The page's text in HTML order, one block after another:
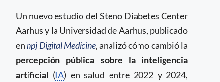
Un nuevo estudio del Steno Diabetes Center
Aarhus y la Universidad de Aarhus, publicado
ennpj Digital Medicine, analizó cómo cambió la
percepción pública sobre la inteligencia
artificial (IA) en salud entre 2022 y 2024,